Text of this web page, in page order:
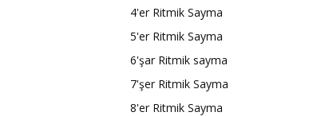
4'er Ritmik Sayma
5'er Ritmik Sayma
6'şar Ritmik sayma
7'şer Ritmik Sayma
8'er Ritmik Sayma